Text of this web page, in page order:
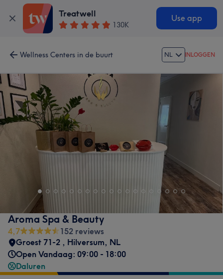
Treatwell
130K
Use app
Wellness Centers in de buurt NL INLOGGEN
Aroma Spa & Beauty
4,7
152 reviews
Groest 71-2 , Hilversum, NL
Open Vandaag: 09:00 - 18:00
Daluren